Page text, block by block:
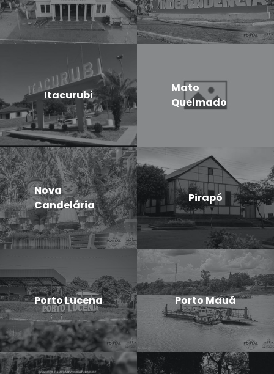
Itacurubi
Mato
Queimado
Nova
Candelária
Pirapó
Porto Lucena Porto Mauá